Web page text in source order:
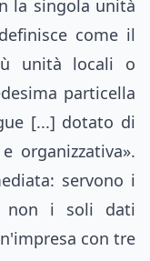
la singola unità
come il
unità locali o
particella
[...] dotato di
organizzativa».
servono i
non i soli dati
con tre